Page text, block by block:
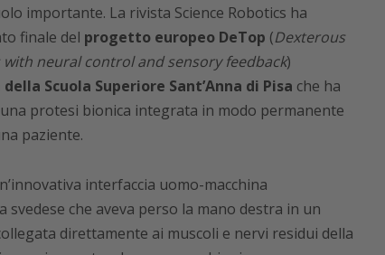
importante. La rivista Science Robotics ha
finale del progetto europeo DeTop (Dexterous
neural control and sensory feedback)
Scuola Superiore Sant’Anna di Pisa che ha
protesi bionica integrata in modo permanente
paziente.
interfaccia uomo-macchina
che aveva perso la mano destra in un
direttamente ai muscoli e nervi residui della